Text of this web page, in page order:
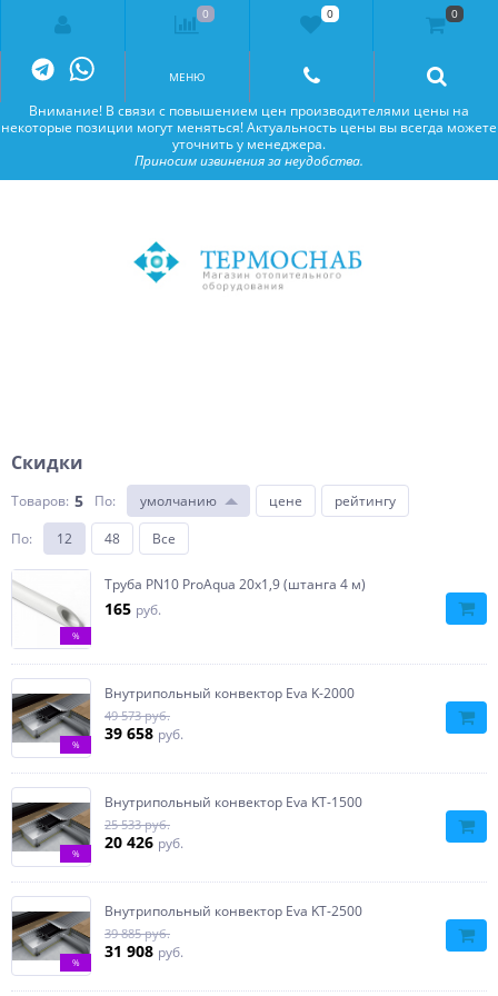
Внимание! В связи с повышением цен производителями цены на
некоторые позиции могут меняться! Актуальность цены вы всегда можете
уточнить у менеджера.
Приносим извинения за неудобства.
МЕНЮ
Внимание! В связи с повышением цен производителями цены на
некоторые позиции могут меняться! Актуальность цены вы всегда можете
уточнить у менеджера.
Приносим извинения за неудобства.
Скидки
Товаров: 5 По: умолчанию цене
рейтингу
По: 12 48 Все
%
Труба PN10 ProAqua 20х1,9 (штанга 4 м)
165 руб.
%
Внутрипольный конвектор Eva K-2000
49 573 руб.
39 658 руб.
%
Внутрипольный конвектор Eva KT-1500
25 533 руб.
20 426 руб.
%
Внутрипольный конвектор Eva KT-2500
39 885 руб.
31 908 руб.
0 0 0